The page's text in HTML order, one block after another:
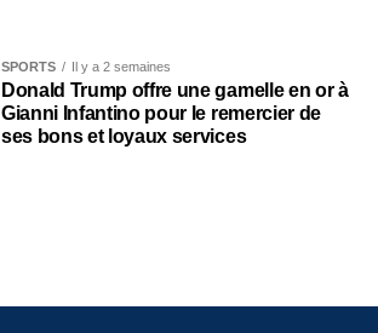
SPORTS Il y a 2 semaines
Donald Trump offre une gamelle en or à
Gianni Infantino pour le remercier de
ses bons et loyaux services